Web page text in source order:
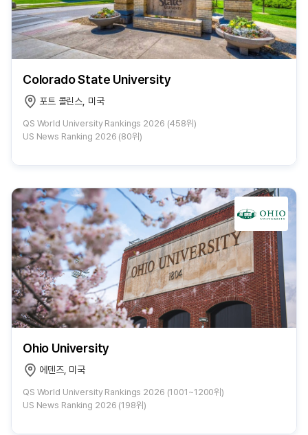
Colorado State University
포트 콜린스, 미국
QS World University Rankings 2026 (458위)
US News Ranking 2026 (80위)
Ohio University
에덴즈, 미국
QS World University Rankings 2026 (1001~1200위)
US News Ranking 2026 (198위)